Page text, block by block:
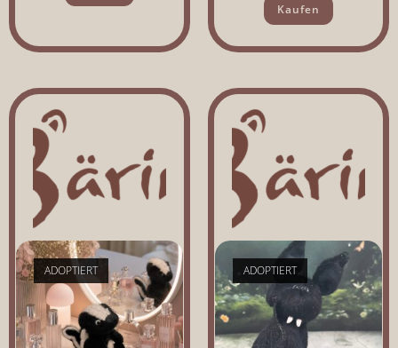
Kaufen
ADOPTIERT ADOPTIERT